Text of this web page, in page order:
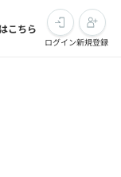
こちら
ログイン新規登録